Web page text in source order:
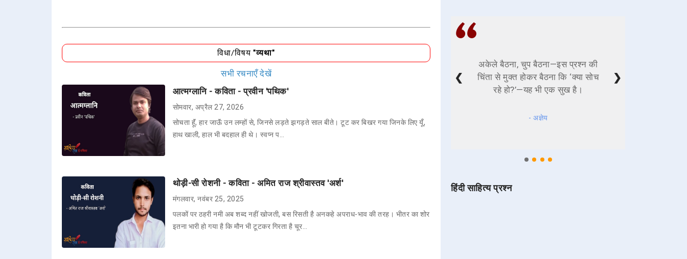
विधा/विषय"व्यथा"
सभी रचनाएँ देखें
आत्मग्लानि - कविता - प्रवीन 'पथिक'
सोमवार, अप्रैल 27, 2026
सोचता हूॅं, हार जाऊॅं उन लम्हों से, जिनसे लड़ते झगड़ते साल बीते। टूट कर बिखर गया जिनके लिए यूँ,
हाथ खाली, हाल भी बदहाल ही थे। स्वप्न प…
थोड़ी-सी रोशनी - कविता - अमित राज श्रीवास्तव 'अर्श'
मंगलवार, नवंबर 25, 2025
पलकों पर ठहरी नमी अब शब्द नहीं खोजती, बस रिसती है अनकहे अपराध-भाव की तरह। भीतर का शोर
इतना भारी हो गया है कि मौन भी टूटकर गिरता है चूर…
अकेले बैठना, चुप बैठना—इस प्रश्न की
चिंता से मुक्त होकर बैठना कि ‘क्या सोच
रहे हो?’—यह भी एक सुख है।
- अज्ञेय
❮ ❯
हिंदी साहित्य प्रश्न